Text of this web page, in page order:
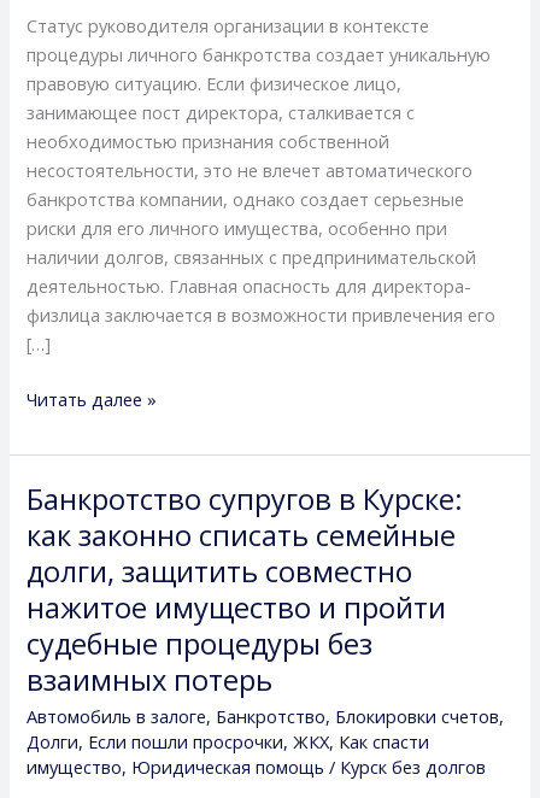
Статус руководителя организации в контексте
процедуры личного банкротства создает уникальную
правовую ситуацию. Если физическое лицо,
занимающее пост директора, сталкивается с
необходимостью признания собственной
несостоятельности, это не влечет автоматического
банкротства компании, однако создает серьезные
риски для его личного имущества, особенно при
наличии долгов, связанных с предпринимательской
деятельностью. Главная опасность для директора-
физлица заключается в возможности привлечения его
[…]
статус
риски
личных
активов
Читать далее »
Банкротство супругов в Курске:
как законно списать семейные
долги, защитить совместно
нажитое имущество и пройти
судебные процедуры без
взаимных потерь
Автомобиль в залоге, Банкротство, Блокировки счетов,
Долги, Если пошли просрочки,ЖКХ, Как спасти
имущество, Юридическая помощь / Курск без долгов
Банкротство
супругов
в
Курске:
как
законно
списать
семейные
долги,
защитить
совместно